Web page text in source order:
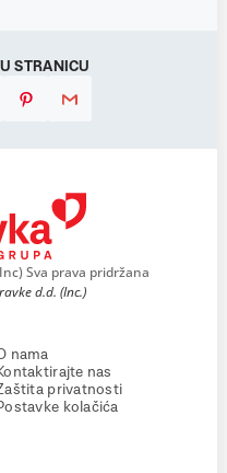
STRANICU
Sva prava pridržana
d.d. (Inc.)
nama
nas
privatnosti
kolačića